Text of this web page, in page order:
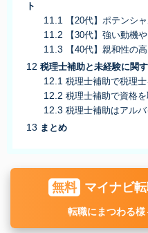
ト
【20代】ポテンシ
【30代】強い動機
【40代】親和性の
税理士補助と未経験に関
税理士補助で税理
税理士補助で資格
税理士補助はアル
まとめ
無料 マイナビ
転職にまつわる